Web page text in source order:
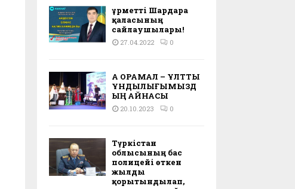
Құрметті Шардара
қаласының
сайлаушылары!
27.04.2022 0
АҚ ОРАМАЛ – ҰЛТТЫҚ
ҚҰНДЫЛЫҒЫМЫЗД
ЫҢ АЙНАСЫ
20.10.2023 0
Түркістан
облысының бас
полицейі өткен
жылды
қорытындылап,